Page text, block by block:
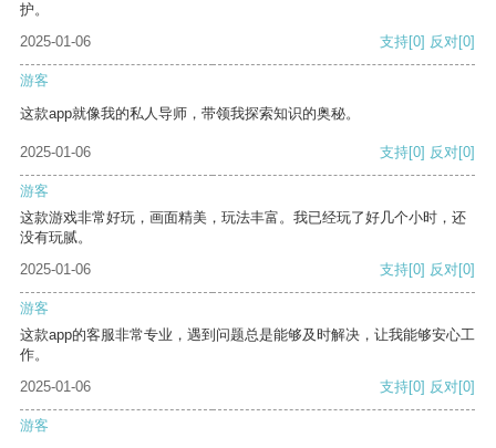
护。
2025-01-06
支持[0] 反对[0]
游客
这款app就像我的私人导师，带领我探索知识的奥秘。
2025-01-06 支持[0] 反对[0]
游客
这款游戏非常好玩，画面精美，玩法丰富。我已经玩了好几个小时，还
没有玩腻。
2025-01-06
支持[0] 反对[0]
游客
这款app的客服非常专业，遇到问题总是能够及时解决，让我能够安心工
作。
2025-01-06
支持[0] 反对[0]
游客